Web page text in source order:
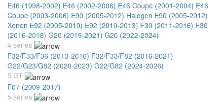
E46 (1998-2002) E46 (2002-2006) E46 Coupe (2001-2004) E46
Coupe (2003-2006) E90 (2005-2012) Halogen E90 (2005-2012)
Xenon E92 (2005-2010) E92 (2010-2013) F30 (2011-2016) F30
(2016-2018) G20 (2019-2021) G20 (2022-2024)
4 series
F32/F33/F36 (2013-2016) F32/F33/F82 (2016-2021)
G22/G23/G82 (2020-2023) G22/G82 (2024-2026)
5 GT
F07 (2009-2017)
5 series